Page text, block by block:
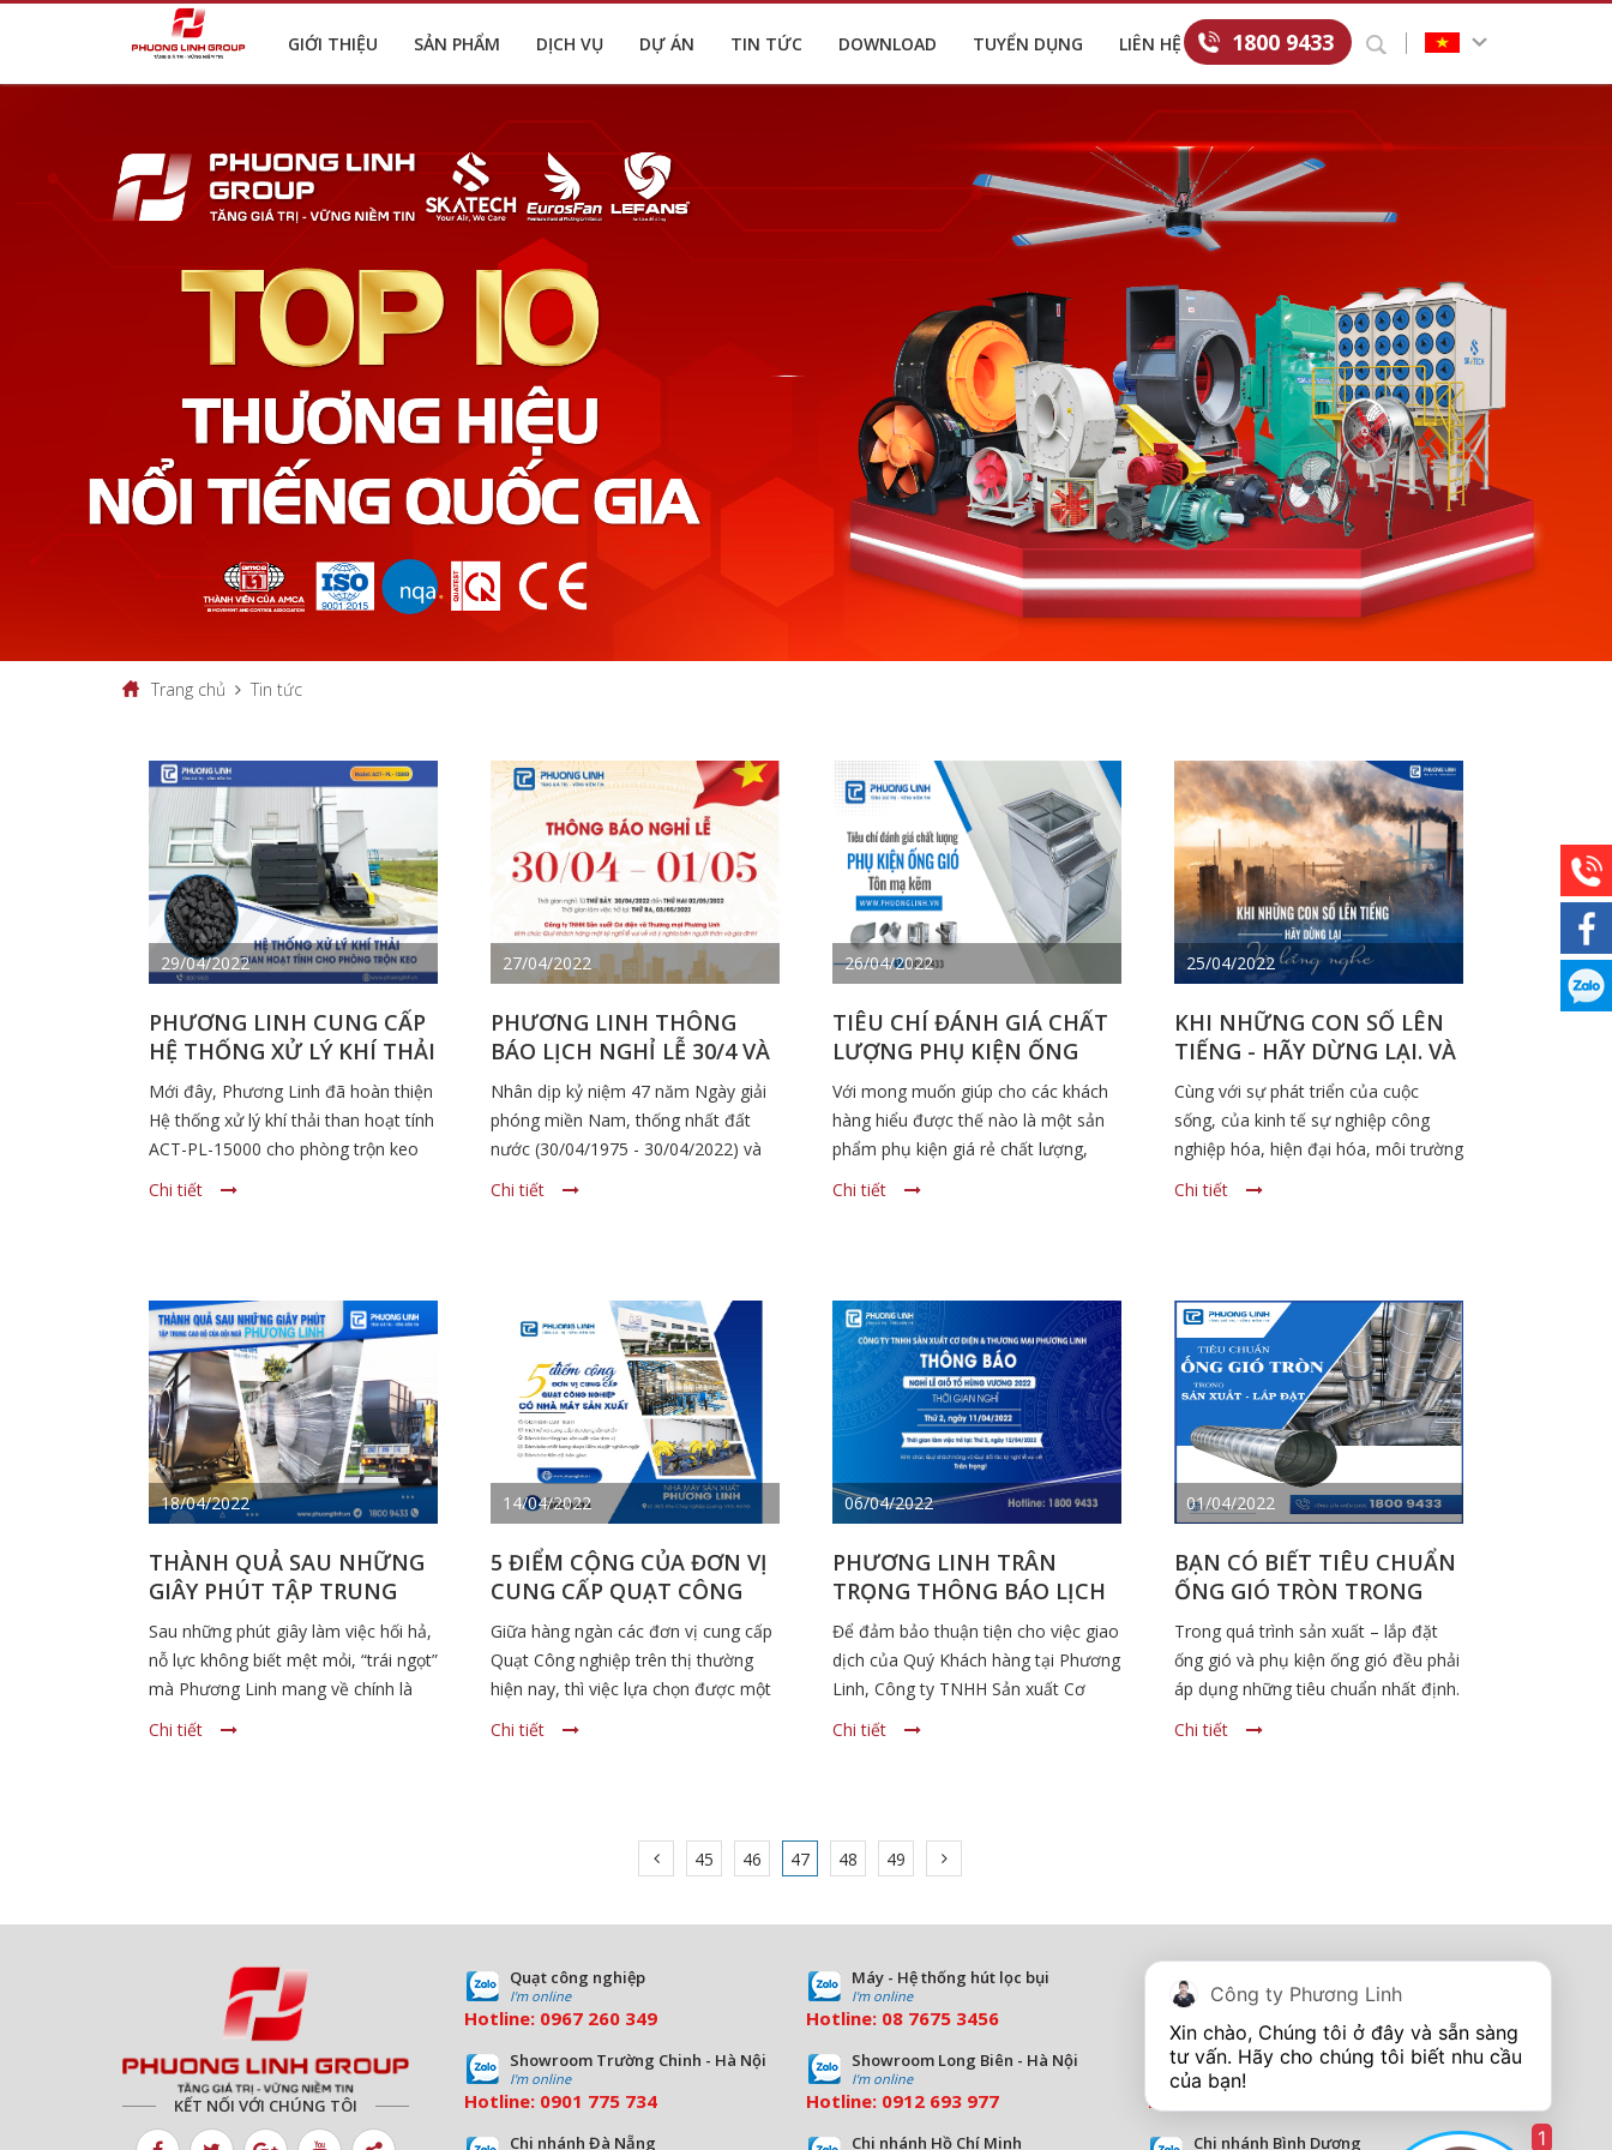
GIỚI THIỆU SẢN PHẨM DỊCH VỤ DỰ ÁN TIN TỨC DOWNLOAD TUYỂN DỤNG LIÊN HỆ 1800 9433
Trang chủ Tin tức
29/04/2022
PHƯƠNG LINH CUNG CẤP
HỆ THỐNG XỬ LÝ KHÍ THẢI
THAN HOẠT TÍNH CHO
PHÒNG TRỘN KEO
Mới đây, Phương Linh đã hoàn thiện
Hệ thống xử lý khí thải than hoạt tính
ACT-PL-15000 cho phòng trộn keo
và bàn giao, lắp đặt cho khách hàng.
Chi tiết
27/04/2022
PHƯƠNG LINH THÔNG
BÁO LỊCH NGHỈ LỄ 30/4 VÀ
1/5
Nhân dịp kỷ niệm 47 năm Ngày giải
phóng miền Nam, thống nhất đất
nước (30/04/1975 - 30/04/2022) và
kỷ niệm 136 năm Ngày Quốc tế lao
anh chị em CBNV lời chúc tốt đẹp
Chi tiết
26/04/2022
TIÊU CHÍ ĐÁNH GIÁ CHẤT
LƯỢNG PHỤ KIỆN ỐNG
GIÓ TÔN MẠ KẼM
Với mong muốn giúp cho các khách
hàng hiểu được thế nào là một sản
phẩm phụ kiện giá rẻ chất lượng,
Phương Linh sẽ đưa ra một số tiêu
Chi tiết
25/04/2022
KHI NHỮNG CON SỐ LÊN
TIẾNG - HÃY DỪNG LẠI. VÀ
LẮNG NGHE
Cùng với sự phát triển của cuộc
sống, của kinh tế sự nghiệp công
nghiệp hóa, hiện đại hóa, môi trường
sống đang ngày càng bị ô nhiễm
tiếp, nghiêm trọng đến cuộc sống và
sức khỏe con người, có rất nhiều
bệnh lạ về đường hô hấp xuất hiện,
nguyên nhân chính là do khói bụi ô
nhiễm.
Chi tiết
18/04/2022
THÀNH QUẢ SAU NHỮNG
GIÂY PHÚT TẬP TRUNG
CAO ĐỘ CỦA ĐỘI NGŨ
PHƯƠNG LINH!
Sau những phút giây làm việc hối hả,
nỗ lực không biết mệt mỏi, “trái ngọt”
mà Phương Linh mang về chính là
những sản phẩm quạt công nghiệp
Chi tiết
14/04/2022
5 ĐIỂM CỘNG CỦA ĐƠN VỊ
CUNG CẤP QUẠT CÔNG
NGHIỆP CÓ NHÀ MÁY SẢN
XUẤT TRỰC TIẾP
Giữa hàng ngàn các đơn vị cung cấp
Quạt Công nghiệp trên thị thường
hiện nay, thì việc lựa chọn được một
đơn vị có nhà máy sản xuất trực tiếp
Chi tiết
06/04/2022
PHƯƠNG LINH TRÂN
TRỌNG THÔNG BÁO LỊCH
NGHỈ LỄ GIỖ TỔ HÙNG
VƯƠNG 2022
Để đảm bảo thuận tiện cho việc giao
dịch của Quý Khách hàng tại Phương
Linh, Công ty TNHH Sản xuất Cơ
điện & Thương mại Phương Linh xin
Chi tiết
01/04/2022
BẠN CÓ BIẾT TIÊU CHUẨN
ỐNG GIÓ TRÒN TRONG
SẢN XUẤT – LẮP ĐẶT?
Trong quá trình sản xuất – lắp đặt
ống gió và phụ kiện ống gió đều phải
áp dụng những tiêu chuẩn nhất định.
Và ống gió tròn cũng không ngoại lệ,
Chi tiết
45 46 47 48 49
KẾT NỐI VỚI CHÚNG TÔI
Quạt công nghiệp
I'm online
Hotline: 0967 260 349
Máy - Hệ thống hút lọc bụi
I'm online
Hotline: 08 7675 3456
I'm online
Showroom Trường Chinh - Hà Nội
I'm online
Hotline: 0901 775 734
Showroom Long Biên - Hà Nội
I'm online
Hotline: 0912 693 977
Showroom Tp Vinh - Nghệ An
I''m online
Hotline:
Chi nhánh Đà Nẵng Chi nhánh Hồ Chí Minh Chi nhánh Bình Dương
Công ty Phương Linh
Xin chào, Chúng tôi ở đây và sẵn sàng
tư vấn. Hãy cho chúng tôi biết nhu cầu
1